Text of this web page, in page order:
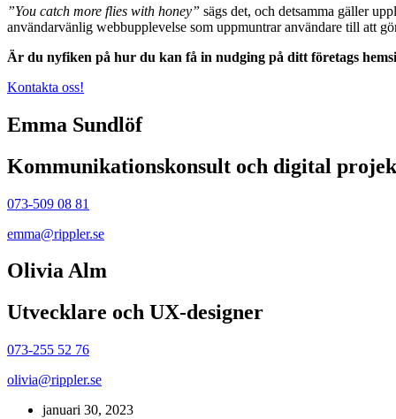
”You catch more flies with honey” sägs det, och detsamma gäller
användarvänlig webbupplevelse som uppmuntrar användare till att
Är du nyfiken på hur du kan få in nudging på ditt företags
Kontakta oss!
Emma Sundlöf
Kommunikationskonsult och digital
073-509 08 81
emma@rippler.se
Olivia Alm
Utvecklare och UX-designer
073-255 52 76
olivia@rippler.se
januari 30, 2023